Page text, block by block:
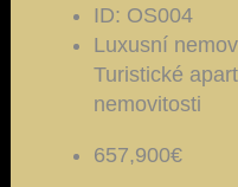
ID: OS004
Luxusní
Turistické
nemovitosti
657,900€